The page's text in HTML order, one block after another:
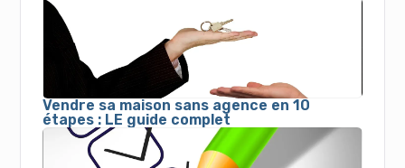
Vendre sa maison sans agence en 10
étapes : LE guide complet